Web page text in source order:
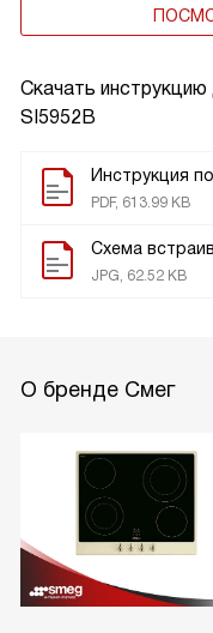
Скачать инструкцию
SI5952B
Инструкция
PDF, 613.99 KB
Схема
JPG, 62.52 KB
О бренде Смег